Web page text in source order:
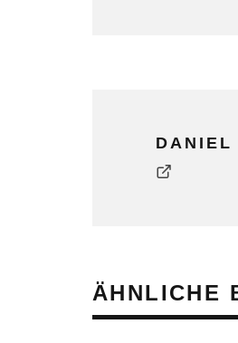
DANIEL
ÄHNLICHE